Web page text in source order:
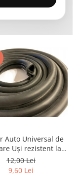
Auto Universal de
Uși rezistent la
raze UV,
și temperaturi
12,00 Lei
9,60 Lei